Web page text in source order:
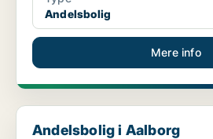
Andelsbolig
Mere info
Andelsbolig i Aalborg
Andelsbolig i Aalborg